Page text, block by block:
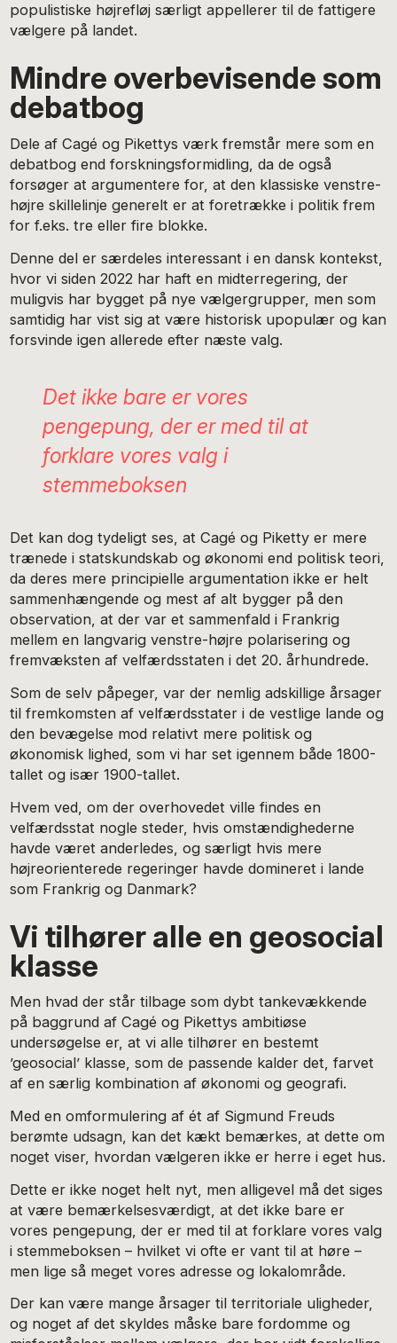
populistiske højrefløj særligt appellerer til de fattigere
vælgere på landet.
Mindre overbevisende som
debatbog
Dele af Cagé og Pikettys værk fremstår mere som en
debatbog end forskningsformidling, da de også
forsøger at argumentere for, at den klassiske venstre-
højre skillelinje generelt er at foretrække i politik frem
for f.eks. tre eller fire blokke.
Denne del er særdeles interessant i en dansk kontekst,
hvor vi siden 2022 har haft en midterregering, der
muligvis har bygget på nye vælgergrupper, men som
samtidig har vist sig at være historisk upopulær og kan
forsvinde igen allerede efter næste valg.
Det ikke bare er vores
pengepung, der er med til at
forklare vores valg i
stemmeboksen
Det kan dog tydeligt ses, at Cagé og Piketty er mere
trænede i statskundskab og økonomi end politisk teori,
da deres mere principielle argumentation ikke er helt
sammenhængende og mest af alt bygger på den
observation, at der var et sammenfald i Frankrig
mellem en langvarig venstre-højre polarisering og
fremvæksten af velfærdsstaten i det 20. århundrede.
Som de selv påpeger, var der nemlig adskillige årsager
til fremkomsten af velfærdsstater i de vestlige lande og
den bevægelse mod relativt mere politisk og
økonomisk lighed, som vi har set igennem både 1800-
tallet og især 1900-tallet.
Hvem ved, om der overhovedet ville findes en
velfærdsstat nogle steder, hvis omstændighederne
havde været anderledes, og særligt hvis mere
højreorienterede regeringer havde domineret i lande
som Frankrig og Danmark?
Vi tilhører alle en geosocial
klasse
Men hvad der står tilbage som dybt tankevækkende
på baggrund af Cagé og Pikettys ambitiøse
undersøgelse er, at vi alle tilhører en bestemt
’geosocial’ klasse, som de passende kalder det, farvet
af en særlig kombination af økonomi og geografi.
Med en omformulering af ét af Sigmund Freuds
berømte udsagn, kan det kækt bemærkes, at dette om
noget viser, hvordan vælgeren ikke er herre i eget hus.
Dette er ikke noget helt nyt, men alligevel må det siges
at være bemærkelsesværdigt, at det ikke bare er
vores pengepung, der er med til at forklare vores valg
i stemmeboksen – hvilket vi ofte er vant til at høre –
men lige så meget vores adresse og lokalområde.
Der kan være mange årsager til territoriale uligheder,
og noget af det skyldes måske bare fordomme og